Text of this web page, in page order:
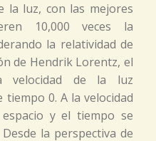
la luz, con las mejores
10,000 veces la
la relatividad de
de Hendrik Lorentz, el
velocidad de la luz
0. A la velocidad
y el tiempo se
la perspectiva de